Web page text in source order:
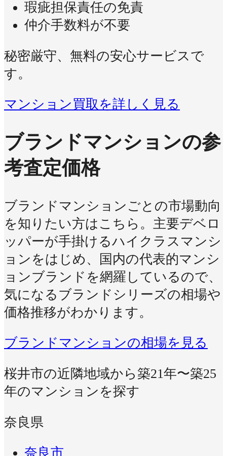
瑕疵担保責任の免責
仲介手数料が不要
秘密厳守、無料の安心サービスで
す。
マンション買取を詳しく見る
ブランドマンションの参
考査定価格
ブランドマンションごとの市場動向
を知りたい方はこちら。主要デベロ
ッパーが手掛けるハイクラスマンシ
ョンをはじめ、国内の代表的マンシ
ョンブランドを網羅しているので、
気になるブランドシリーズの相場や
価格推移がわかります。
ブランドマンションの相場を見る
桜井市の近隣地域から築21年〜築25
年のマンションを探す
奈良県
奈良市